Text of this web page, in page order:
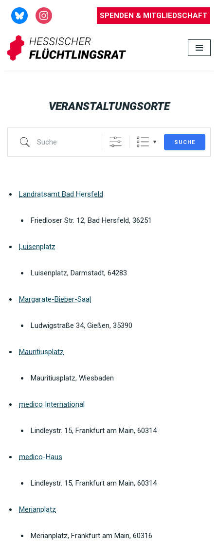
Zum
Inhalt
springen
SPENDEN & MITGLIEDSCHAFT
VERANSTALTUNGSORTE
SUCHE
Landratsamt Bad Hersfeld
Friedloser Str. 12, Bad Hersfeld, 36251
Luisenplatz
Luisenplatz, Darmstadt, 64283
Margarate-Bieber-Saal
Ludwigstraße 34, Gießen, 35390
Mauritiusplatz
Mauritiusplatz, Wiesbaden
medico International
Lindleystr. 15, Frankfurt am Main, 60314
medico-Haus
Lindleystr. 15, Frankfurt am Main, 60314
Merianplatz
Merianplatz, Frankfurt am Main, 60316